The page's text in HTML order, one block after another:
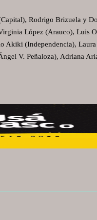
Rodrigo Brizuela y
López (Arauco), Luis
Akiki (Independencia),
V. Peñaloza), Adriana